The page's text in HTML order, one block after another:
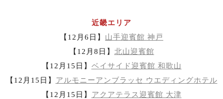
近畿エリア
【12月6日】 山手迎賓館 神戸
【12月8日】 北山迎賓館
【12月15日】 ベイサイド迎賓館 和歌山
【12月15日】 アルモニーアンブラッセ ウエディングホテル
【12月15日】 アクアテラス迎賓館 大津